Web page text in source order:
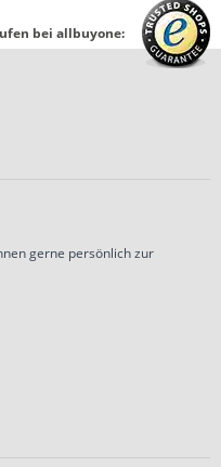
bei allbuyone:
gerne persönlich zur